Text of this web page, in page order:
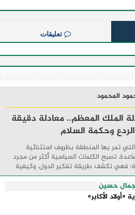
تعليقات
المحمود
الملك المعظم.. معادلة دقيقة
وحكمة السلام
تمر بها المنطقة بظروف استثنائية
تصبح الكلمات السياسية أكثر من مجرد
فهي تكشف طريقة تفكير الدول، وكيفية
والحدود التي تفصل بين القوة ...
جمال حسين
الأكابر»